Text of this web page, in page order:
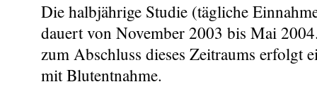
Die halbjährige Studie (tägliche
dauert von November 2003 bis Mai
zum Abschluss dieses Zeitraums erfolgt
mit Blutentnahme.